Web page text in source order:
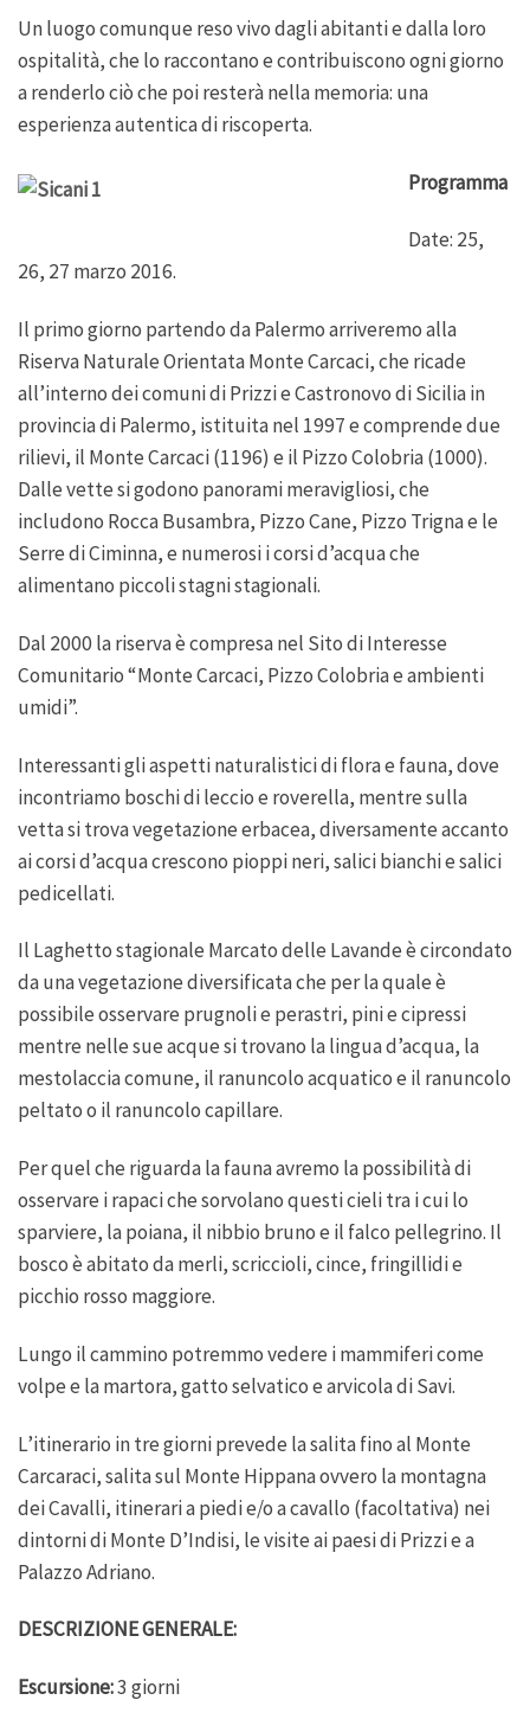
Un luogo comunque reso vivo dagli abitanti e dalla loro
ospitalità, che lo raccontano e contribuiscono ogni giorno
a renderlo ciò che poi resterà nella memoria: una
esperienza autentica di riscoperta.
Programma
Date: 25,
26, 27 marzo 2016.
Il primo giorno partendo da Palermo arriveremo alla
Riserva Naturale Orientata Monte Carcaci, che ricade
all’interno dei comuni di Prizzi e Castronovo di Sicilia in
provincia di Palermo, istituita nel 1997 e comprende due
rilievi, il Monte Carcaci (1196) e il Pizzo Colobria (1000).
Dalle vette si godono panorami meravigliosi, che
includono Rocca Busambra, Pizzo Cane, Pizzo Trigna e le
Serre di Ciminna, e numerosi i corsi d’acqua che
alimentano piccoli stagni stagionali.
Dal 2000 la riserva è compresa nel Sito di Interesse
Comunitario “Monte Carcaci, Pizzo Colobria e ambienti
umidi”.
Interessanti gli aspetti naturalistici di flora e fauna, dove
incontriamo boschi di leccio e roverella, mentre sulla
vetta si trova vegetazione erbacea, diversamente accanto
ai corsi d’acqua crescono pioppi neri, salici bianchi e salici
pedicellati.
Il Laghetto stagionale Marcato delle Lavande è circondato
da una vegetazione diversificata che per la quale è
possibile osservare prugnoli e perastri, pini e cipressi
mentre nelle sue acque si trovano la lingua d’acqua, la
mestolaccia comune, il ranuncolo acquatico e il ranuncolo
peltato o il ranuncolo capillare.
Per quel che riguarda la fauna avremo la possibilità di
osservare i rapaci che sorvolano questi cieli tra i cui lo
sparviere, la poiana, il nibbio bruno e il falco pellegrino. Il
bosco è abitato da merli, scriccioli, cince, fringillidi e
picchio rosso maggiore.
Lungo il cammino potremmo vedere i mammiferi come
volpe e la martora, gatto selvatico e arvicola di Savi.
L’itinerario in tre giorni prevede la salita fino al Monte
Carcaraci, salita sul Monte Hippana ovvero la montagna
dei Cavalli, itinerari a piedi e/o a cavallo (facoltativa) nei
dintorni di Monte D’Indisi, le visite ai paesi di Prizzi e a
Palazzo Adriano.
DESCRIZIONE GENERALE:
Escursione:3 giorni